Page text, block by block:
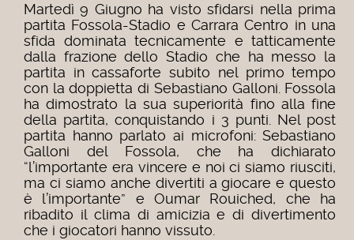
Martedì 9 Giugno ha visto sfidarsi nella prima
partita Fossola-Stadio e Carrara Centro in una
sfida dominata tecnicamente e tatticamente
dalla frazione dello Stadio che ha messo la
partita in cassaforte subito nel primo tempo
con la doppietta di Sebastiano Galloni. Fossola
ha dimostrato la sua superiorità fino alla fine
della partita, conquistando i 3 punti. Nel post
partita hanno parlato ai microfoni: Sebastiano
Galloni del Fossola, che ha dichiarato
“l’importante era vincere e noi ci siamo riusciti,
ma ci siamo anche divertiti a giocare e questo
è l’importante” e Oumar Rouiched, che ha
ribadito il clima di amicizia e di divertimento
che i giocatori hanno vissuto.